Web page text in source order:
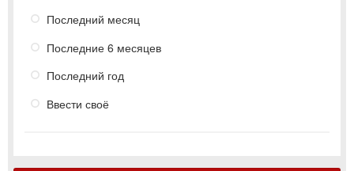
Последний месяц
Последние 6 месяцев
Последний год
Ввести своё